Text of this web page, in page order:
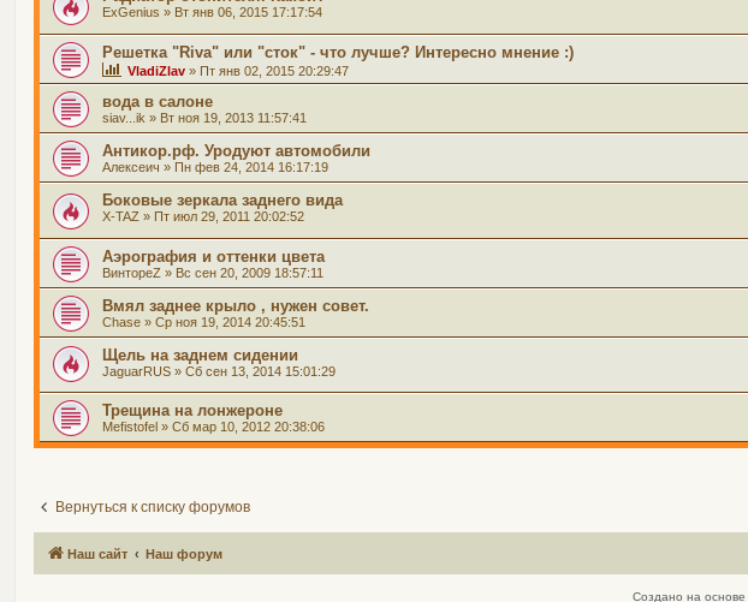
ExGenius » Вт янв 06, 2015 17:17:54
Решетка "Riva" или "сток" - что лучше? Интересно мнение :)
VladiZlav » Пт янв 02, 2015 20:29:47
вода в салоне
siav...ik » Вт ноя 19, 2013 11:57:41
Антикор.рф. Уродуют автомобили
Алексеич » Пн фев 24, 2014 16:17:19
Боковые зеркала заднего вида
X-TAZ » Пт июл 29, 2011 20:02:52
Аэрография и оттенки цвета
ВинтореZ » Вс сен 20, 2009 18:57:11
Вмял заднее крыло , нужен совет.
Chase » Ср ноя 19, 2014 20:45:51
Щель на заднем сидении
JaguarRUS » Сб сен 13, 2014 15:01:29
Трещина на лонжероне
Mefistofel » Сб мар 10, 2012 20:38:06
Вернуться к списку форумов
Наш сайт Наш форум
Создано на основе